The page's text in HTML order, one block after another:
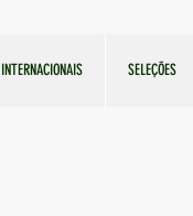
INTERNACIONAIS SELEÇÕES